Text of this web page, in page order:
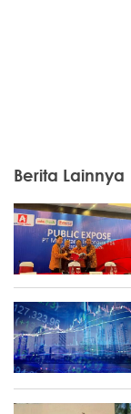
Berita Lainnya